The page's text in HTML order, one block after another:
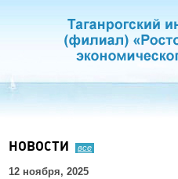
НОВОСТИ все
12 ноября, 2025